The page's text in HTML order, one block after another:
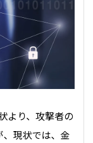
より、攻撃者の
現状では、金